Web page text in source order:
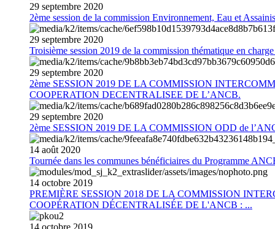
29 septembre 2020
2ème session de la commission Environnement, Eau et
29 septembre 2020
Troisième session 2019 de la commission thématique en
29 septembre 2020
2ème SESSION 2019 DE LA COMMISSION
COOPERATION DECENTRALISEE DE L’ANCB.
29 septembre 2020
2ème SESSION 2019 DE LA COMMISSION ODD de
14 août 2020
Tournée dans les communes bénéficiaires du Programme
14 octobre 2019
PREMIÈRE SESSION 2018 DE LA COMMISSION
COOPÉRATION DÉCENTRALISÉE DE L'ANCB : ...
14 octobre 2019